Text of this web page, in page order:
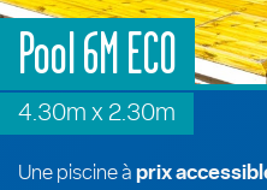
Pool 6M ECO
4.30m x 2.30m
Une piscine à prix